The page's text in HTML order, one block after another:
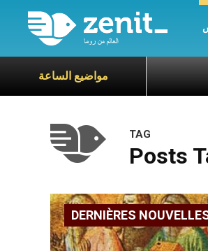
مواضيع الساعة
TAG
DERNIÈRES